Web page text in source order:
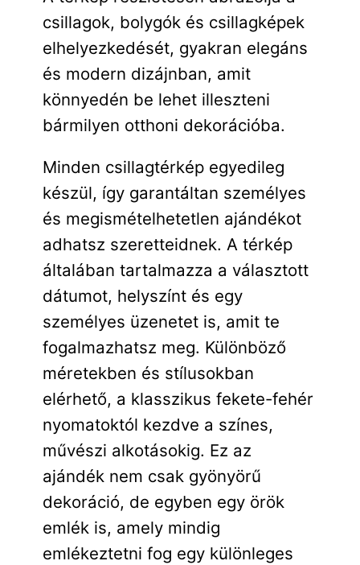
csillagok, bolygók és csillagképek
elhelyezkedését, gyakran elegáns
és modern dizájnban, amit
könnyedén be lehet illeszteni
bármilyen otthoni dekorációba.
Minden csillagtérkép egyedileg
készül, így garantáltan személyes
és megismételhetetlen ajándékot
adhatsz szeretteidnek. A térkép
általában tartalmazza a választott
dátumot, helyszínt és egy
személyes üzenetet is, amit te
fogalmazhatsz meg. Különböző
méretekben és stílusokban
elérhető, a klasszikus fekete-fehér
nyomatoktól kezdve a színes,
művészi alkotásokig. Ez az
ajándék nem csak gyönyörű
dekoráció, de egyben egy örök
emlék is, amely mindig
emlékeztetni fog egy különleges